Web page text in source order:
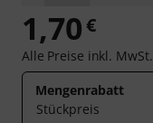
1,70€
Alle Preise inkl. MwSt.
Mengenrabatt
Stückpreis